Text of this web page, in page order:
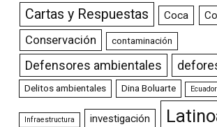
Cartas y Respuestas Coca
Conservación contaminación
Defensores ambientales
Delitos ambientales Dina Boluarte Ecuador
Infraestructura investigación